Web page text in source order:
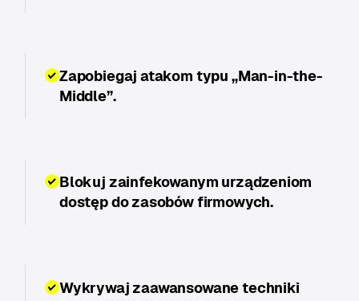
Zapobiegaj atakom typu „Man-in-the-
Middle”.
Blokuj zainfekowanym urządzeniom
dostęp do zasobów firmowych.
Wykrywaj zaawansowane techniki